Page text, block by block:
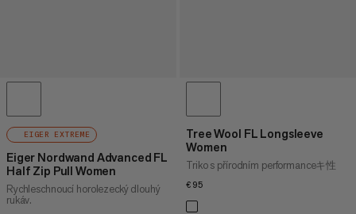
EIGER EXTREME
Eiger Nordwand Advanced FL
Half Zip Pull Women
Rychleschnoucí horolezecký dlouhý
rukáv.
Tree Wool FL Longsleeve
Women
Triko s přírodním performanceキ性
€95